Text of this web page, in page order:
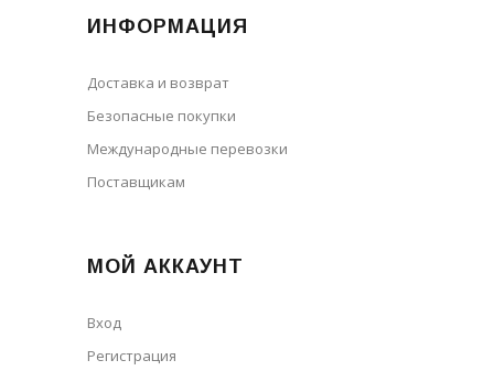
ИНФОРМАЦИЯ
Доставка и возврат
Безопасные покупки
Международные перевозки
Поставщикам
МОЙ АККАУНТ
Вход
Регистрация